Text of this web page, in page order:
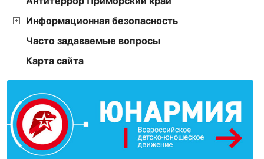
Информационная безопасность
Часто задаваемые вопросы
Карта сайта